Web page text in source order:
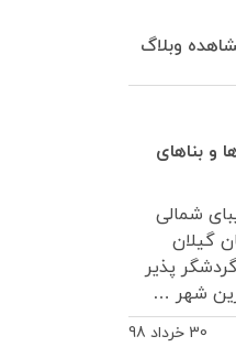
وبلاگ
و بناهای
شمالی
گیلان
پذیر
شهر …
30 خرداد 98